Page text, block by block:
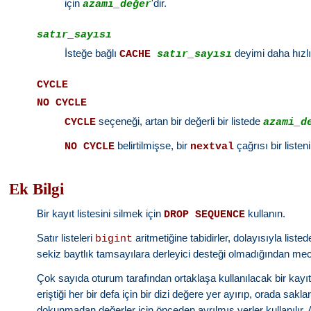
içinazami_değer'dir.
satır_sayısı
İsteğe bağlıCACHEsatır_sayısı deyimi daha
CYCLE
NO CYCLE
CYCLE seçeneği, artan bir değerli bir listede
NO CYCLE belirtilmişse, bir nextval çağrısı bir
Ek Bilgi
Bir kayıt listesini silmek için DROP SEQUENCE kullanın.
Satır listeleri bigint aritmetiğine tabidirler, dolayısıyla
sekiz baytlık tamsayılara derleyici desteği olmadığından
Çok sayıda oturum tarafından ortaklaşa kullanılacak bir
eriştiği her bir defa için bir dizi değere yer ayırıp, orada